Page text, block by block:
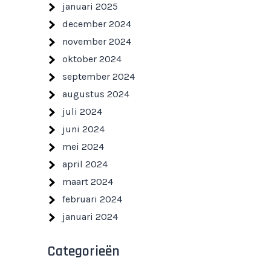
januari 2025
december 2024
november 2024
oktober 2024
september 2024
augustus 2024
juli 2024
juni 2024
mei 2024
april 2024
maart 2024
februari 2024
januari 2024
Categorieën